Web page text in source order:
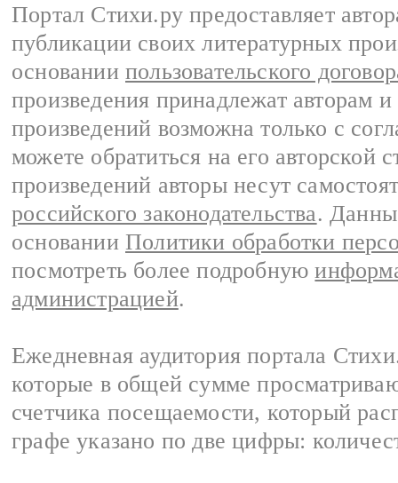
Портал Стихи.ру предоставляет
публикации своих литературных
основании пользовательского
произведения принадлежат авторам
произведений возможна только с
можете обратиться на его авторской
произведений авторы несут
российского законодательства.
основании Политики обработки
посмотреть более подробную
администрацией.
Ежедневная аудитория портала
которые в общей сумме
счетчика посещаемости, который
графе указано по две цифры: